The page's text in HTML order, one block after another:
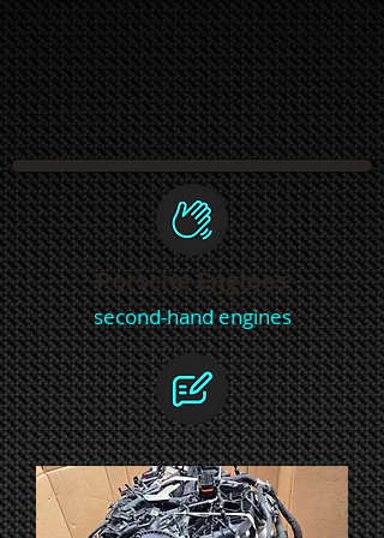
Porsche Engines
second-hand engines